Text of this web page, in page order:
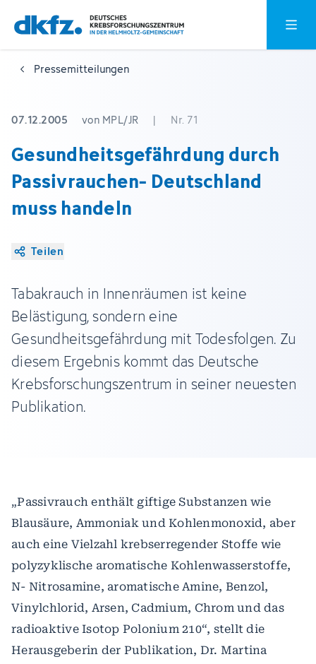
Zum
Hauptinhalt
springen
Zur
Fußzeile
springen
Pressemitteilungen
07.12.2005 von MPL/JR | Nr. 71
Gesundheitsgefährdung durch
Passivrauchen- Deutschland
muss handeln
Teilen
Tabakrauch in Innenräumen ist keine
Belästigung, sondern eine
Gesundheitsgefährdung mit Todesfolgen. Zu
diesem Ergebnis kommt das Deutsche
Krebsforschungszentrum in seiner neuesten
Publikation.
„Passivrauch enthält giftige Substanzen wie
Blausäure, Ammoniak und Kohlenmonoxid, aber
auch eine Vielzahl krebserregender Stoffe wie
polyzyklische aromatische Kohlenwasserstoffe,
N- Nitrosamine, aromatische Amine, Benzol,
Vinylchlorid, Arsen, Cadmium, Chrom und das
radioaktive Isotop Polonium 210“, stellt die
Herausgeberin der Publikation, Dr. Martina